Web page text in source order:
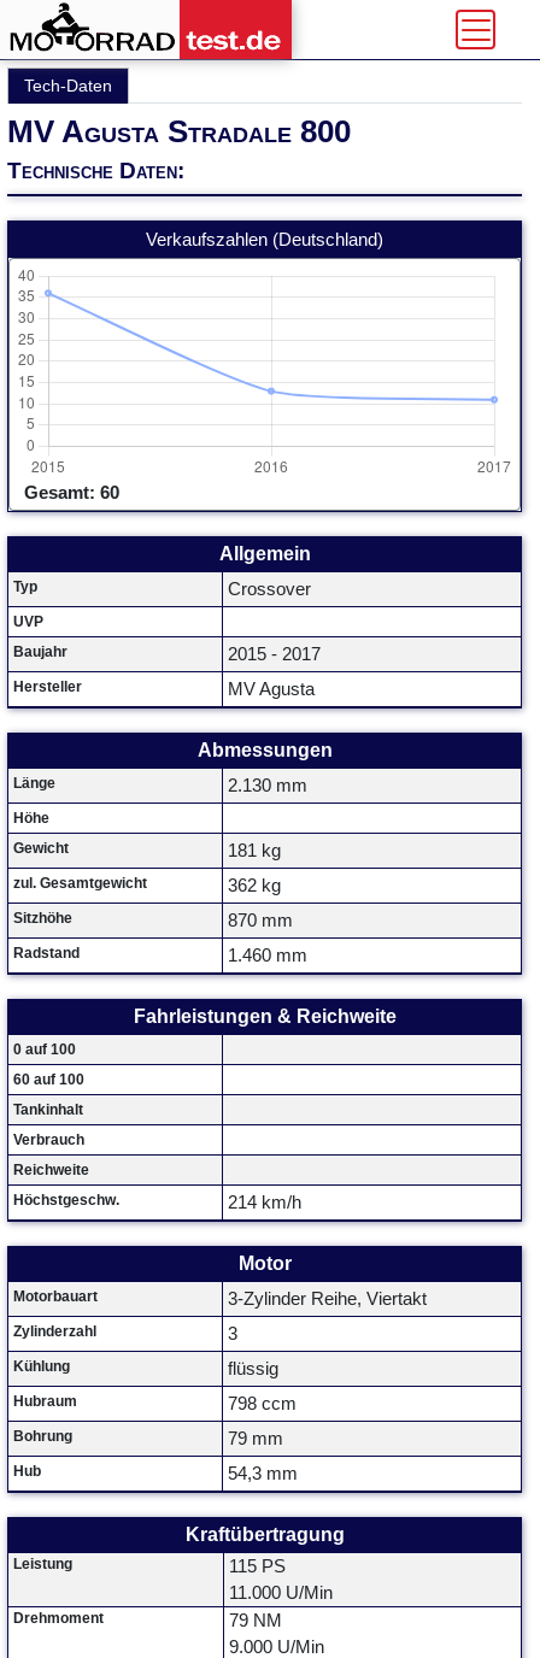
Tech-Daten
MV Agusta Stradale 800
Technische Daten:
Verkaufszahlen (Deutschland)
Gesamt: 60
Allgemein
Typ Crossover
UVP
Baujahr
2015 - 2017
Hersteller MV Agusta
Abmessungen
Länge 2.130 mm
Höhe
Gewicht
181 kg
zul. Gesamtgewicht 362 kg
Sitzhöhe 870 mm
Radstand 1.460 mm
Fahrleistungen & Reichweite
0 auf 100
60 auf 100
Tankinhalt
Verbrauch
Reichweite
Höchstgeschw.
214 km/h
Motor
Motorbauart 3-Zylinder Reihe, Viertakt
Zylinderzahl 3
Kühlung flüssig
Hubraum 798 ccm
Bohrung 79 mm
Hub 54,3 mm
Kraftübertragung
Leistung
115 PS
11.000 U/Min
Drehmoment
79 NM
9.000 U/Min